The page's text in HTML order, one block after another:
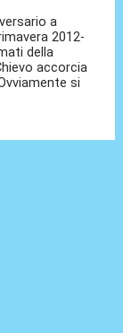
a
2012-
della
accorcia
si